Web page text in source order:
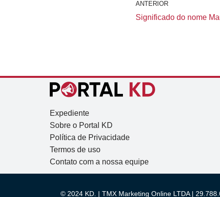
ANTERIOR
Significado do nome
Expediente
Sobre o Portal KD
Política de Privacidade
Termos de uso
Contato com a nossa equipe
© 2024 KD. | TMX Marketing Online LTDA |